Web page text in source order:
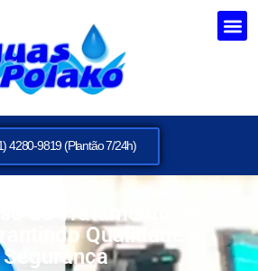
4280-9819 (Plantão 7/24h)
de Tratamento da
Qualidade e
Segurança